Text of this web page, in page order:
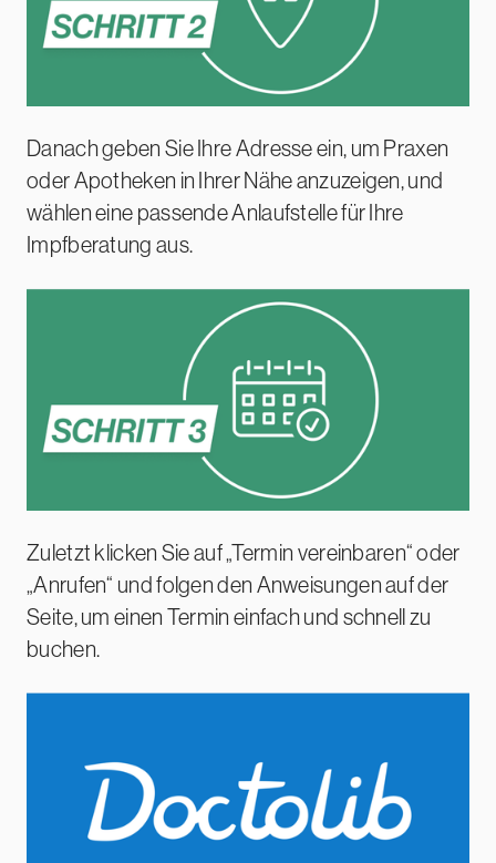
Danach geben Sie Ihre Adresse ein, um Praxen
oder Apotheken in Ihrer Nähe anzuzeigen, und
wählen eine passende Anlaufstelle für Ihre
Impfberatung aus.
Zuletzt klicken Sie auf „Termin vereinbaren“ oder
„Anrufen“ und folgen den Anweisungen auf der
Seite, um einen Termin einfach und schnell zu
buchen.